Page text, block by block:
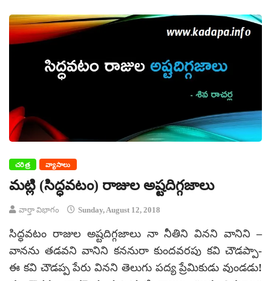
చరిత్ర వ్యాసాలు
మట్లి (సిద్ధవటం) రాజుల అష్టదిగ్గజాలు
వార్తా విభాగం Sunday, August 12, 2018
సిద్ధవటం రాజుల అష్టదిగ్గజాలు నా నీతిని వినని వానిని –
వానను తడవని వానిని కననురా కుందవరపు కవి చౌడప్పా-
ఈ కవి చౌడప్ప పేరు వినని తెలుగు పద్య ప్రేమికుడు వుండడు!